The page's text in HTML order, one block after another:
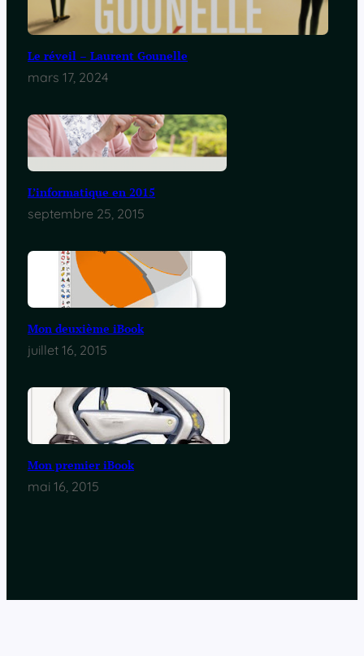
Le réveil – Laurent Gounelle
mars 17, 2024
L’informatique en 2015
septembre 25, 2015
Mon deuxième iBook
juillet 16, 2015
Mon premier iBook
mai 16, 2015